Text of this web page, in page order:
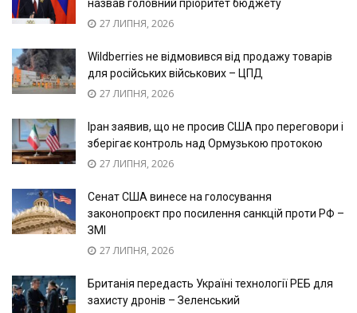
назвав головний пріоритет бюджету
27 ЛИПНЯ, 2026
Wildberries не відмовився від продажу товарів
для російських військових – ЦПД
27 ЛИПНЯ, 2026
Іран заявив, що не просив США про переговори і
зберігає контроль над Ормузькою протокою
27 ЛИПНЯ, 2026
Сенат США винесе на голосування
законопроєкт про посилення санкцій проти РФ –
ЗМІ
27 ЛИПНЯ, 2026
Британія передасть Україні технології РЕБ для
захисту дронів – Зеленський